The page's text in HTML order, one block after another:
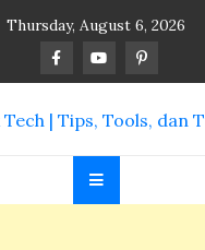
Thursday, August 6, 2026
Tech |
dan